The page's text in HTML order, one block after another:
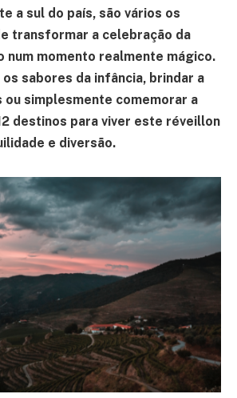
a sul do país, são vários os
transformar a celebração da
num momento realmente mágico.
sabores da infância, brindar a
ou simplesmente comemorar a
destinos para viver este réveillon
e diversão.